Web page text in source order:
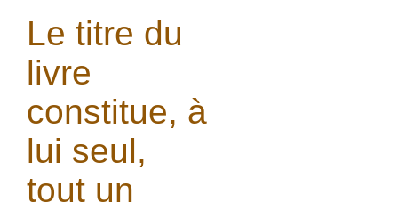
Le titre du
livre
constitue, à
lui seul,
tout un